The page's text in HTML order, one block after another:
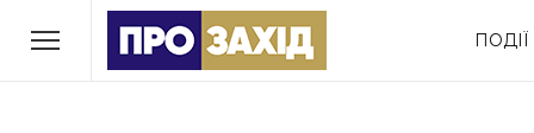
ПОДІЇ
РУБРИКИ